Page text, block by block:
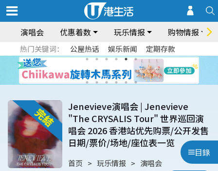
演唱会 优惠着数 玩乐情报 购物情报
热门关键词： 公屋热话 娱乐新闻 定期存款
目錄
Jenevieve演唱会 | Jenevieve
"The CRYSALIS Tour" 世界巡回演
唱会 2026 香港站优先购票/公开发售
日期/票价/场地/座位表一览
首页 玩乐情报 演唱会